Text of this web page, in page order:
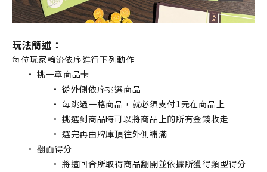
玩法簡述：
每位玩家輪流依序進行下列動作
挑一章商品卡
從外側依序挑選商品
每跳過一格商品，就必須支付1元在商品上
挑選到商品時可以將商品上的所有金錢收走
選完再由牌庫頂往外側補滿
翻面得分
將這回合所取得商品翻開並依據所獲得類型得分